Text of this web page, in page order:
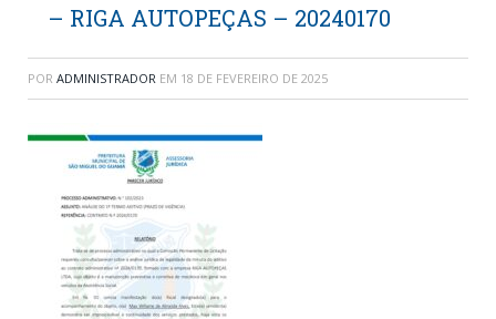
– RIGA AUTOPEÇAS – 20240170
POR ADMINISTRADOR EM 18 DE FEVEREIRO DE 2025